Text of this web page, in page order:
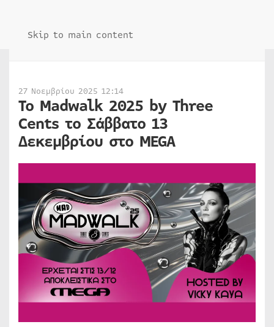
Skip to main content
27 Νοεμβρίου 2025 12:14
Το Madwalk 2025 by Three
Cents το Σάββατο 13
Δεκεμβρίου στο MEGA